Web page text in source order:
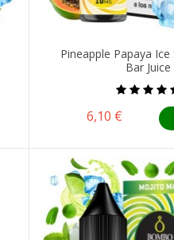
Pineapple Papaya Ice
Bar Juice
Precio
6,10 €